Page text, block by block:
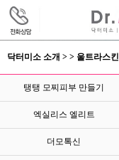
닥터미소 소개 > > 울트라스킨
탱탱 모찌피부 만들기
엑실리스 엘리트
더모톡신